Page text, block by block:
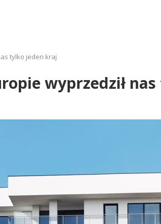
tylko jeden kraj
wyprzedził